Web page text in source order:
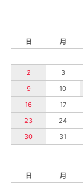
日
月
2
3
9
10
16
17
23
24
30
31
日
月